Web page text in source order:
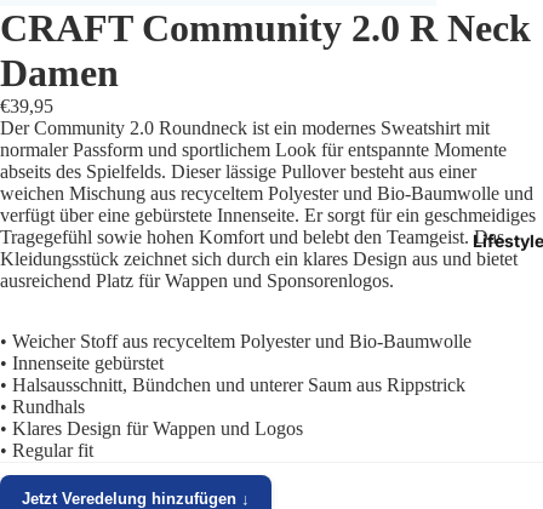
Trikots
Lifestyle
CRAFT Community 2.0 R Neck
Damen
€39,95
Der Community 2.0 Roundneck ist ein modernes Sweatshirt mit
normaler Passform und sportlichem Look für entspannte Momente
abseits des Spielfelds. Dieser lässige Pullover besteht aus einer
weichen Mischung aus recyceltem Polyester und Bio-Baumwolle und
verfügt über eine gebürstete Innenseite. Er sorgt für ein geschmeidiges
Tragegefühl sowie hohen Komfort und belebt den Teamgeist. Das
Kleidungsstück zeichnet sich durch ein klares Design aus und bietet
ausreichend Platz für Wappen und Sponsorenlogos.
• Weicher Stoff aus recyceltem Polyester und Bio-Baumwolle
• Innenseite gebürstet
• Halsausschnitt, Bündchen und unterer Saum aus Rippstrick
• Rundhals
• Klares Design für Wappen und Logos
• Regular fit
Jetzt Veredelung hinzufügen ↓